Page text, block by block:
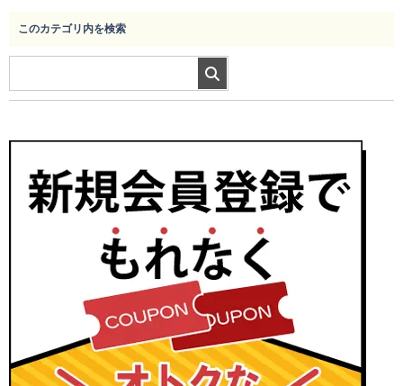
このカテゴリ内を検索